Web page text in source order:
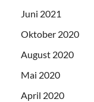
Juni 2021
Oktober 2020
August 2020
Mai 2020
April 2020